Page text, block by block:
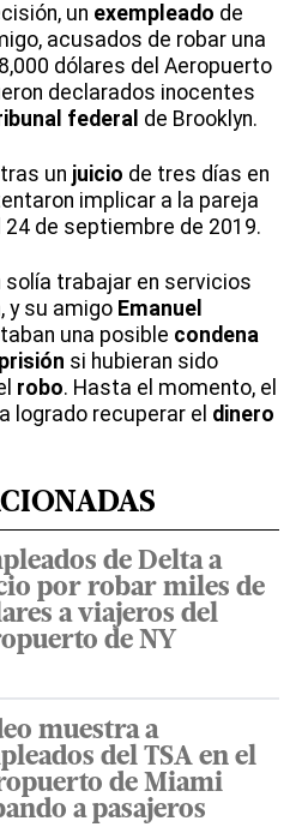
un exempleado de
acusados de robar una
dólares del Aeropuerto
declarados inocentes
federal de Brooklyn.
un juicio de tres días en
implicar a la pareja
24 de septiembre de 2019.
solía trabajar en servicios
y su amigo Emanuel
una posible condena
prisión si hubieran sido
robo. Hasta el momento, el
logrado recuperar el dinero
de Delta a
por robar miles de
a viajeros del
de NY
muestra a
del TSA en el
de Miami
a pasajeros